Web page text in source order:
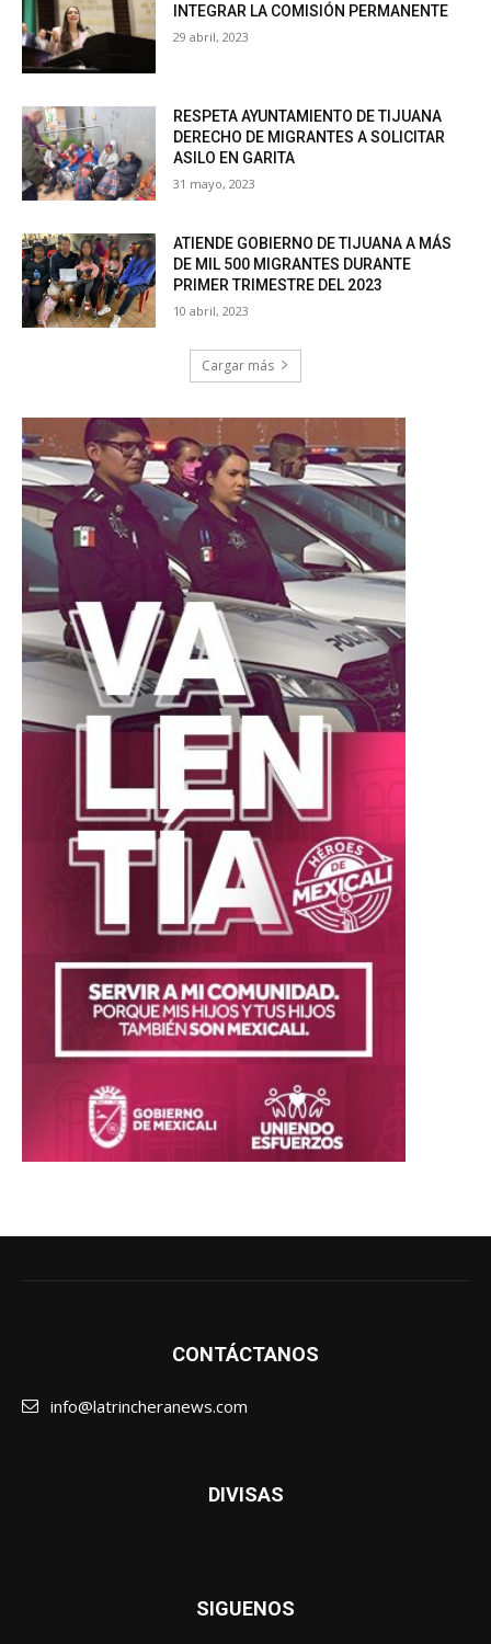
INTEGRAR LA COMISIÓN PERMANENTE
29 abril, 2023
RESPETA AYUNTAMIENTO DE TIJUANA
DERECHO DE MIGRANTES A SOLICITAR
ASILO EN GARITA
31 mayo, 2023
ATIENDE GOBIERNO DE TIJUANA A MÁS
DE MIL 500 MIGRANTES DURANTE
PRIMER TRIMESTRE DEL 2023
10 abril, 2023
Cargar más
CONTÁCTANOS
info@latrincheranews.com
DIVISAS
SIGUENOS